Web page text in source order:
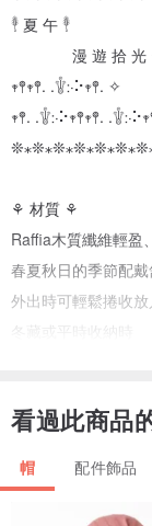
𓇣 夏 午 𓇣
漫 遊 拾 光
𖥧𖤣𖥧𖤣. .𓇚჻⠕‎𖥧𖤣. ✧
𖥧𖤣. .𓇚჻⠕‎𖥧𖤣𖥧𖤣.
⚘ 材質 ⚘
Raffia木質纖維輕盈
春夏秋日的季節配戴
外出時可輕鬆捲收
冬藏或平時收納時
不可洗滌
看過此商品
帽 配件飾品